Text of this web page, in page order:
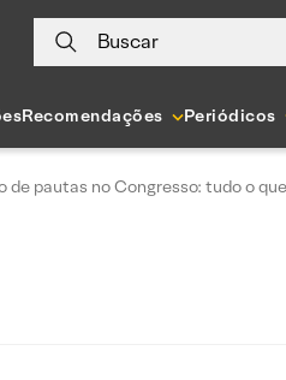
Buscar
Recomendações Periódicos
de pautas no Congresso: tudo o